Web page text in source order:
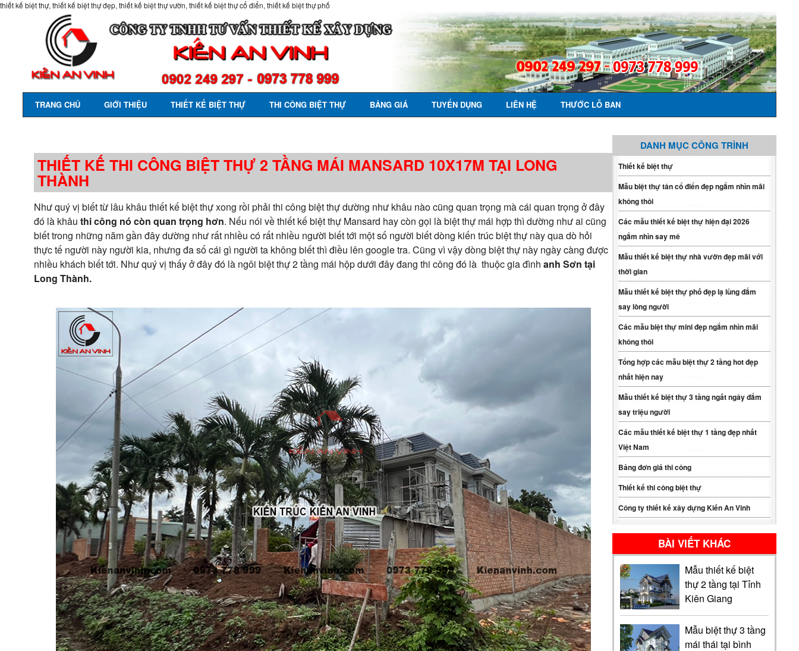
thiết kế biệt thự, thiết kế biệt thự đẹp, thiết kế biệt thự vườn, thiết kế biệt thự cổ điển, thiết kế biệt thự phố
TRANG CHỦ GIỚI THIỆU THIẾT KẾ BIỆT THỰ THI CÔNG BIỆT THỰ BẢNG GIÁ TUYỂN DỤNG LIÊN HỆ THƯỚC LỖ BAN
DANH MỤC CÔNG TRÌNH
Thiết kế biệt thự
Mẫu biệt thự tân cổ điển đẹp ngắm nhìn mãi
không thôi
Các mẫu thiết kế biệt thự hiện đại 2026
ngắm nhìn say mê
Mẫu thiết kế biệt thự nhà vườn đẹp mãi với
thời gian
Mẫu thiết kế biệt thự phố đẹp lạ lùng đắm
say lòng người
Các mẫu biệt thự mini đẹp ngắm nhìn mãi
không thôi
Tổng hợp các mẫu biệt thự 2 tầng hot đẹp
nhất hiện nay
Mẫu thiết kế biệt thự 3 tầng ngất ngây đắm
say triệu người
Các mẫu thiết kế biệt thự 1 tầng đẹp nhất
Việt Nam
Bảng đơn giá thi công
Thiết kế thi công biệt thự
Công ty thiết kế xây dựng Kiến An Vinh
BÀI VIẾT KHÁC
Mẫu thiết kế biệt
thự 2 tầng tại Tỉnh
Kiên Giang
Mẫu biệt thự 3 tầng
mái thái tại bình
THIẾT KẾ THI CÔNG BIỆT THỰ 2 TẦNG MÁI MANSARD 10X17M TẠI LONG
THÀNH
Như quý vị biết từ lâu khâu thiết kế biệt thự xong rồi phải thi công biệt thự dường như khâu nào cũng quan trọng mà cái quan trọng ở đây
đó là khâuthi công nó còn quan trọng hơn. Nếu nói về thiết kế biệt thự Mansard hay còn gọi là biệt thự mái hợp thì dường như ai cũng
biết trong những năm gần đây dường như rất nhiều có rất nhiều người biết tới một số người biết dòng kiến trúc biệt thự này qua dò hỏi
thực tế người này người kia, nhưng đa số cái gì người ta không biết thì điều lên google tra. Cũng vì vậy dòng biệt thự này ngày càng được
nhiều khách biết tới. Như quý vị thấy ở đây đó là ngôi biệt thự 2 tầng mái hộp dưới đây đang thi công đó là thuộc gia đìnhanh Sơn tại
Long Thành.